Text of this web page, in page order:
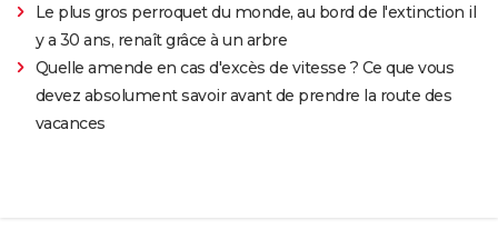
Le plus gros perroquet du monde, au bord de l'extinction il
y a 30 ans, renaît grâce à un arbre
Quelle amende en cas d'excès de vitesse ? Ce que vous
devez absolument savoir avant de prendre la route des
vacances